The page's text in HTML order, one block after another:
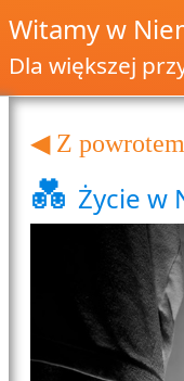
Witamy w
Dla większej
◀ Z powrotem
💑 Życie w